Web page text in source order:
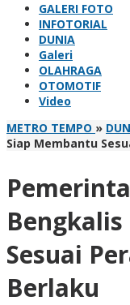
GALERI FOTO
INFOTORIAL
DUNIA
Galeri
OLAHRAGA
OTOMOTIF
Video
METRO TEMPO »
Siap Membantu
Sesuai
Berlaku